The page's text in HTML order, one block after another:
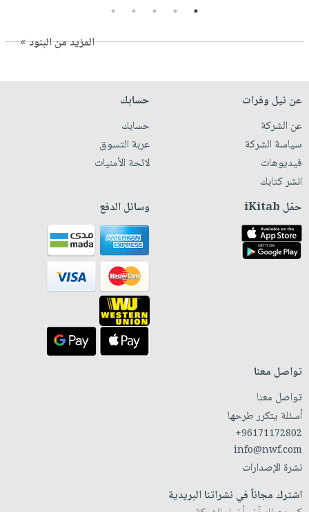
1
2
3
4
5
المزيد من البنود »
عن نيل وفرات
عن الشركة
سياسة الشركة
فيديوهات
انشر كتابك
حسابك
حسابك
عربة التسوق
لائحة الأمنيات
حمّل iKitab وسائل الدفع
تواصل معنا
تواصل معنا
أسئلة يتكرر طرحها
+96171172802
info@nwf.com
نشرة الإصدارات
اشترك مجاناً في نشراتنا البريدية